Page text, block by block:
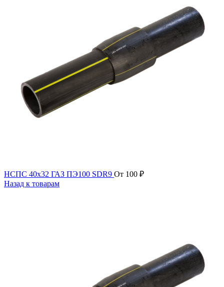
НСПС 40х32 ГАЗ ПЭ100 SDR9 От 100 ₽
Назад к товарам